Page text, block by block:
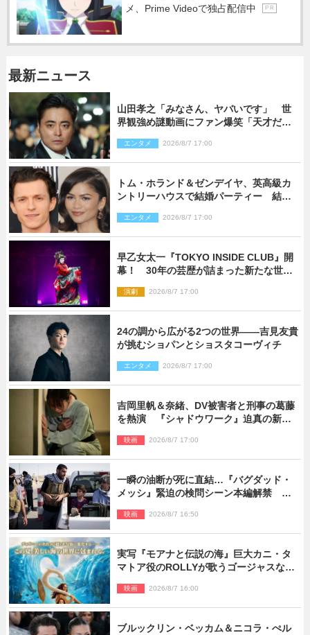
メ、Prime Videoで独占配信中
P R
最新ニュース
山田孝之「みなさん、ヤバいです」 世
界観強め謎動画にファン爆笑「天才だ
エンタメ 2026/8/7 17:00
トム・ホランド＆ゼンデイヤ、英高級カ
ントリーハウスで結婚パーティー 結婚
エンタメ 2026/8/7 17:00
早乙女太一『TOKYO INSIDE CLUB』開
幕！ 30年の芸歴が詰まった新たな世界
演劇 2026/8/7 17:00
24の調から広がる2つの世界――吉見友貴
が挑むショパンとショスタコーヴィチ
エンタメ 2026/8/7 17:00
吉岡里帆＆奈緒、DV被害者と刑事の葛藤
を熱演 『シャドウワーク』迫真の新場
映画 2026/8/7 17:00
一瞬の油断が死に直結…『バグダッド・
メッシ』緊迫の検問シーン本編解禁 監
映画 2026/8/7 16:50
実写『モアナと伝説の海』巨大カニ・タ
マトア役のROLLYが歌うゴージャスな劇
映画 2026/8/7 16:00
ブルックリン・ベッカム＆ニコラ・ぺル